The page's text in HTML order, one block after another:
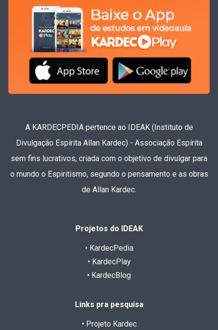
A KARDECPEDIA pertence ao IDEAK (Instituto de
Divulgação Espírita Allan Kardec) - Associação Espírita
sem fins lucrativos, criada com o objetivo de divulgar para
o mundo o Espiritismo, segundo o pensamento e as obras
de Allan Kardec.
Projetos do IDEAK
• KardecPedia
• KardecPlay
• KardecBlog
Links pra pesquisa
• Projeto Kardec